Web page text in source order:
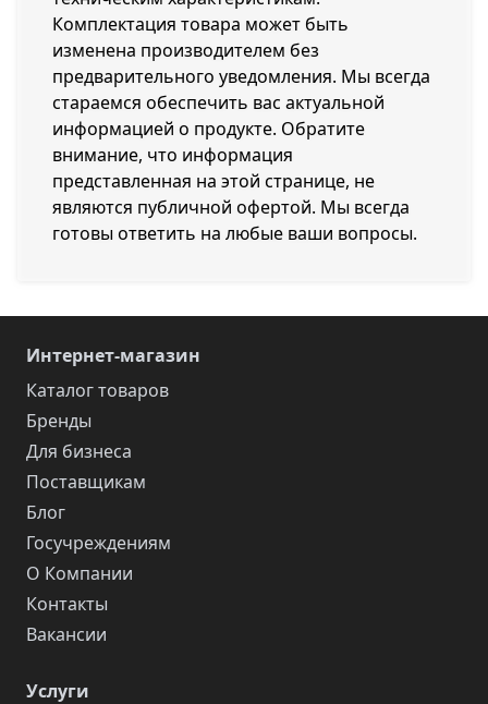
Комплектация товара может быть
изменена производителем без
предварительного уведомления. Мы всегда
стараемся обеспечить вас актуальной
информацией о продукте. Обратите
внимание, что информация
представленная на этой странице, не
являются публичной офертой. Мы всегда
готовы ответить на любые ваши вопросы.
Интернет-магазин
Каталог товаров
Бренды
Для бизнеса
Поставщикам
Блог
Госучреждениям
О Компании
Контакты
Вакансии
Услуги